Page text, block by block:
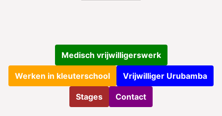
Medisch vrijwilligerswerk
Werken in kleuterschool Vrijwilliger Urubamba
Stages Contact